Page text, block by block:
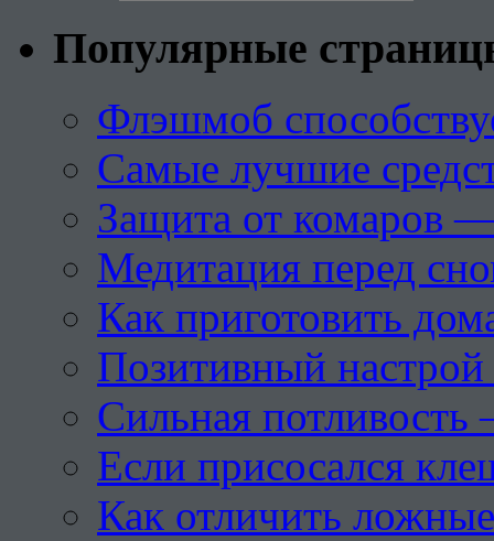
Популярные
Флэшмоб
Самые лучшие
Защита от комаров
Медитация перед
Как приготовить
Позитивный настрой
Сильная потливость
Если присосался
Как отличить